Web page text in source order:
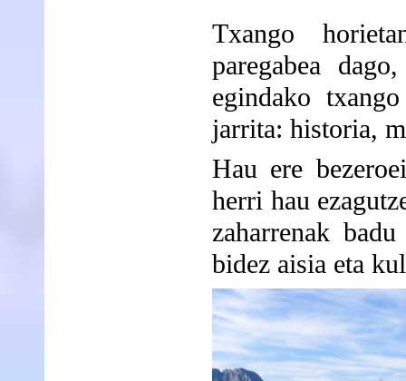
Txango
paregabea
egindako
jarrita: historia,
Hau ere
herri hau
zaharrenak
bidez aisia eta